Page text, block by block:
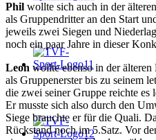
Phil wollte sich auch in der
als Gruppendritter an den Start
jeweils zwei Siegen und
noch ein paar Jahre in dieser
Leon wollte ebenso in der
als Gruppenerster bis zu seinem
die zwei seiner Gruppe reichte
Er musste sich also durch den
Siege brauchte er für die Quali.
Rückstand noch im 5.Satz. Vor